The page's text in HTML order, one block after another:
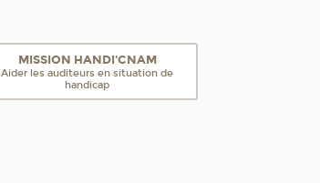
MISSION HANDI'CNAM
Aider les auditeurs en situation de
handicap